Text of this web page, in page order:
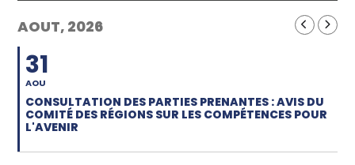
AOUT, 2026
31
AOU
CONSULTATION DES PARTIES PRENANTES : AVIS DU
COMITÉ DES RÉGIONS SUR LES COMPÉTENCES POUR
L'AVENIR